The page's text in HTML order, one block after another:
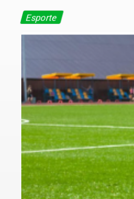
Esporte